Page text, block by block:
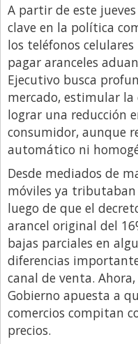
Show Business
Sociedad
Tecnología
Tendencias
Viajes
A partir de este
clave en la política
los teléfonos
pagar aranceles
Ejecutivo busca
mercado, estimular
lograr una reducción
consumidor, aunque
automático ni
Desde mediados de
móviles ya
luego de que el
arancel original del
bajas parciales en
diferencias
canal de venta.
Gobierno apuesta a
comercios compitan
precios.